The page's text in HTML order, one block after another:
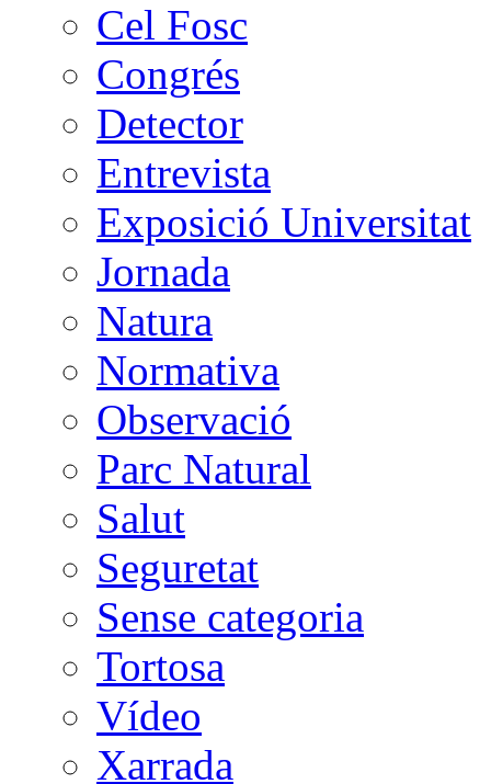
Cel Fosc
Congrés
Detector
Entrevista
Exposició Universitat
Jornada
Natura
Normativa
Observació
Parc Natural
Salut
Seguretat
Sense categoria
Tortosa
Vídeo
Xarrada